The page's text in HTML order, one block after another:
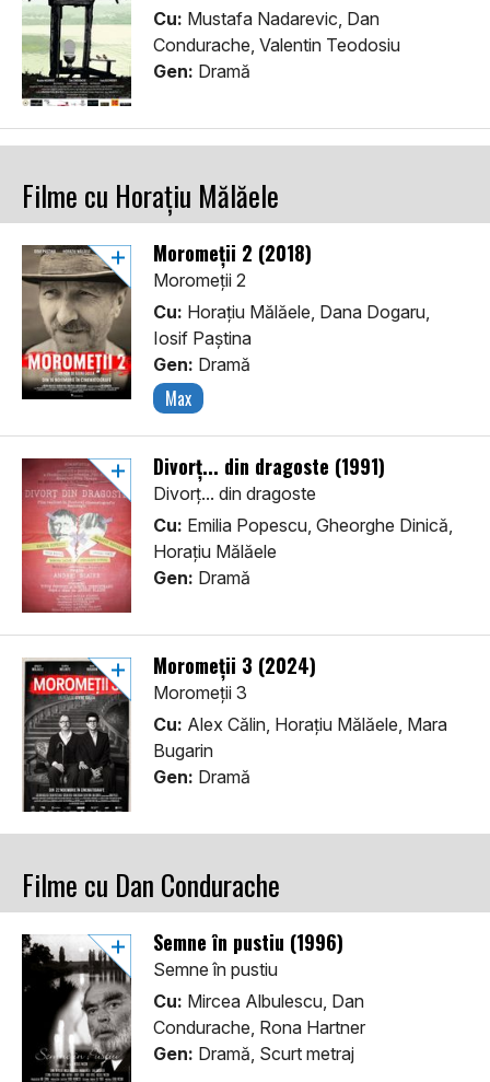
Cu: Mustafa Nadarevic, Dan
Condurache, Valentin Teodosiu
Gen: Dramă
Filme cu Horațiu Mălăele
Moromeții 2 (2018)
Moromeții 2
Cu: Horațiu Mălăele, Dana Dogaru,
Iosif Paștina
Gen: Dramă
Max
Divorț... din dragoste (1991)
Divorț... din dragoste
Cu: Emilia Popescu, Gheorghe Dinică,
Horațiu Mălăele
Gen: Dramă
Moromeții 3 (2024)
Moromeții 3
Cu: Alex Călin, Horațiu Mălăele, Mara
Bugarin
Gen: Dramă
Filme cu Dan Condurache
Semne în pustiu (1996)
Semne în pustiu
Cu: Mircea Albulescu, Dan
Condurache, Rona Hartner
Gen: Dramă, Scurt metraj